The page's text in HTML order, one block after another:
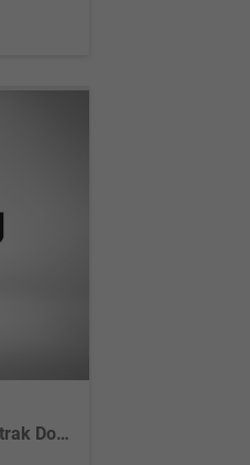
Wildtrak e-4WD Doppelkabine (Wildtrak Doppelkabine) 2.0 EcoBlue 151kW (205 PS) 10-Stufen-Automatikgetriebe